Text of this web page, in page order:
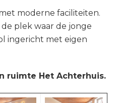
moderne faciliteiten.
plek waar de jonge
ingericht met eigen
ruimte Het Achterhuis.